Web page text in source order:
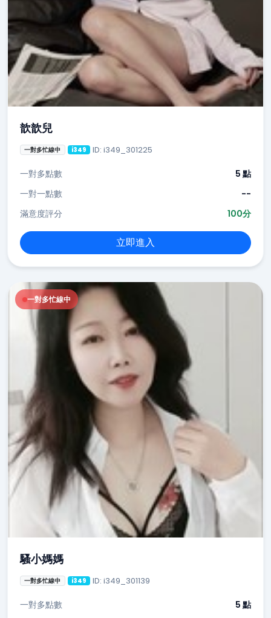
歆歆兒
一對多忙線中 i349 ID: i349_301225
一對多點數
5 點
一對一點數
--
滿意度評分
100分
立即進入
一對多忙線中
騷小媽媽
一對多忙線中 i349 ID: i349_301139
一對多點數 5 點